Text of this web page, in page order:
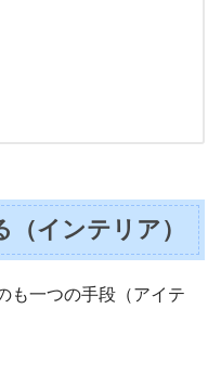
インテリア）
も一つの手段（アイテ